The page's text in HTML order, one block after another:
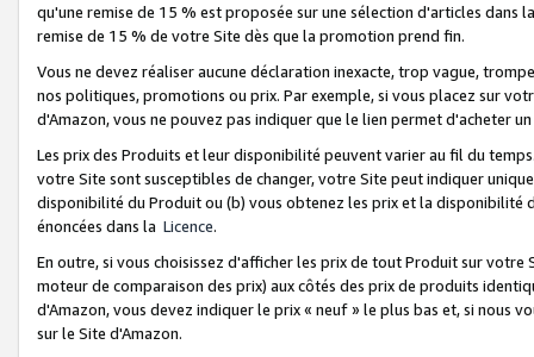
qu'une remise de 15 % est proposée sur une sélection d'articles
remise de 15 % de votre Site dès que la promotion prend fin.
Vous ne devez réaliser aucune déclaration inexacte, trop vague,
nos politiques, promotions ou prix. Par exemple, si vous placez sur
d'Amazon, vous ne pouvez pas indiquer que le lien permet d'acheter
Les prix des Produits et leur disponibilité peuvent varier au fil du
votre Site sont susceptibles de changer, votre Site peut indiquer
disponibilité du Produit ou (b) vous obtenez les prix et la disponibilité
énoncées dans la Licence.
En outre, si vous choisissez d'afficher les prix de tout Produit sur
moteur de comparaison des prix) aux côtés des prix de produits
d'Amazon, vous devez indiquer le prix « neuf » le plus bas et, si nous
sur le Site d'Amazon.